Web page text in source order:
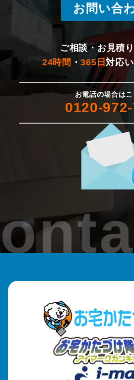
お問い合
ご相談・お見積り
24時間 ・365日対応
お電話の場合はこ
0120-